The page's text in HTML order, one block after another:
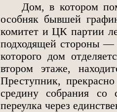
Дом, в котором
особняк бывшей
комитет и ЦК партии
подходящей стороны —
которого дом
втором этаже,
Преступник,
средину собрания со
переулка через